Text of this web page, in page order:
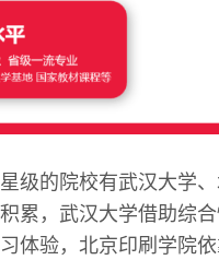
级的院校有武汉大学
累，武汉大学借助综
体验，北京印刷学院